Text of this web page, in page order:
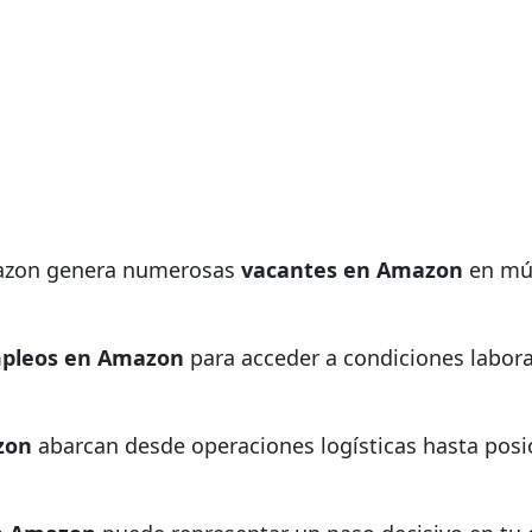
genera numerosas vacantes en Amazon en
en Amazon para acceder a condiciones
abarcan desde operaciones logísticas hasta